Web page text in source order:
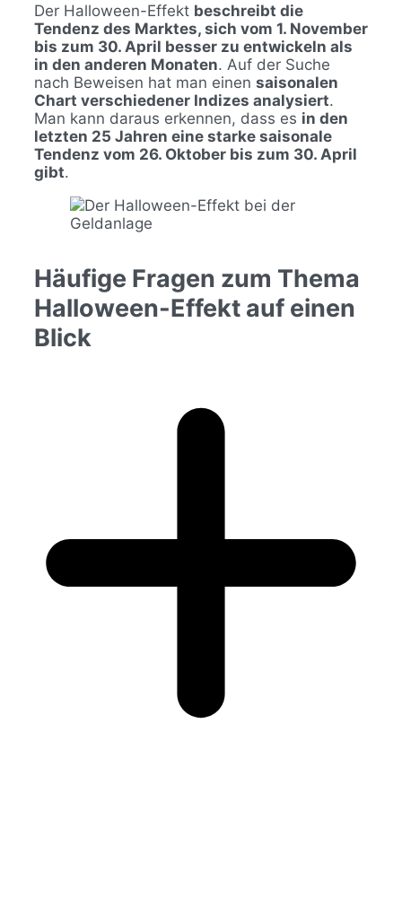
Der Halloween-Effekt beschreibt die
Tendenz des Marktes, sich vom 1. November
bis zum 30. April besser zu entwickeln als
in den anderen Monaten. Auf der Suche
nach Beweisen hat man einen saisonalen
Chart verschiedener Indizes analysiert.
Man kann daraus erkennen, dass es in den
letzten 25 Jahren eine starke saisonale
Tendenz vom 26. Oktober bis zum 30. April
gibt.
Häufige Fragen zum Thema
Halloween-Effekt auf einen
Blick